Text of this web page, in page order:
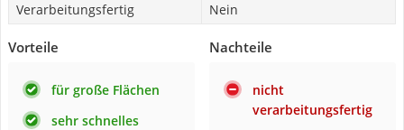
Verarbeitungsfertig
Nein
Vorteile
für große Flächen
sehr schnelles
Nachteile
nicht
verarbeitungsfertig